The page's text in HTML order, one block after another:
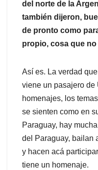
del norte de la
también dijeron,
de pronto como
propio, cosa que
Así es. La verdad
viene un pasajero de
homenajes, los
se sienten como en
Paraguay, hay
del Paraguay, bailan
y hacen acá
tiene un homenaje.